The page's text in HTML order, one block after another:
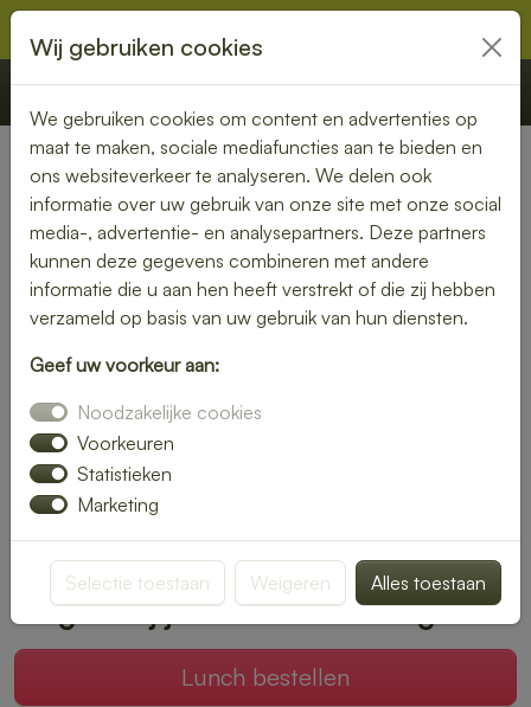
€ 0,00 Offerte Bestellen
Nederland»Noord-Brabant» Drunen
Smaakvolle lunch bezorgen in
Drunen
lunch bezorgservice in Drunen en geniet van heerlijke
gerechten die met liefde zijn bereid. Van knapperige
broodjes tot voedzame salades – wij bezorgen het
rechtstreeks bij jou thuis of op kantoor.
Met een gevarieerd menu is er altijd een lunch die bij jouw
genieten van een onbezorgde middagpauze.
Mogen wij jouw lunch verzorgen?
Lunch bestellen
Wij gebruiken cookies
We gebruiken cookies om content en advertenties op
maat te maken, sociale mediafuncties aan te bieden en
ons websiteverkeer te analyseren. We delen ook
informatie over uw gebruik van onze site met onze social
media-, advertentie- en analysepartners. Deze partners
kunnen deze gegevens combineren met andere
informatie die u aan hen heeft verstrekt of die zij hebben
verzameld op basis van uw gebruik van hun diensten.
Geef uw voorkeur aan:
Noodzakelijke cookies
Voorkeuren
Statistieken
Marketing
Selectie toestaan Weigeren Alles toestaan